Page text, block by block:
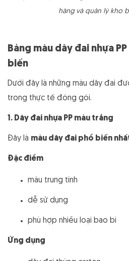
hàng và quản lý kho
Bảng màu dây đai nhựa
biến
Dưới đây là những màu dây đai
trong thực tế đóng gói.
1. Dây đai nhựa PP màu trắng
Đây là màu dây đai phổ biến
Đặc điểm
màu trung tính
dễ sử dụng
phù hợp nhiều loại bao bì
Ứng dụng